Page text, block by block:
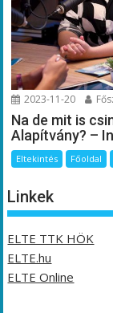
2023-11-20
Na de mit is
Alapítvány? –
Eltekintés Főoldal
Linkek
ELTE TTK HÖK
ELTE.hu
ELTE Online